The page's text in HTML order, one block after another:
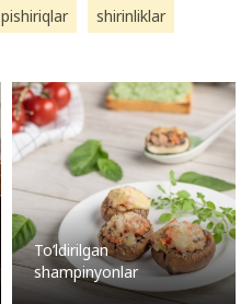
pishiriqlar shirinliklar
To’ldirilgan
shampinyonlar